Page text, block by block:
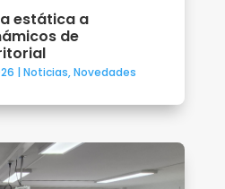
estática a
de
| Noticias,Novedades